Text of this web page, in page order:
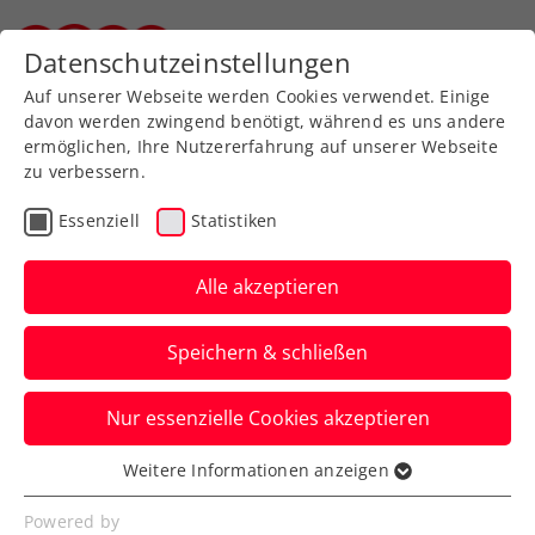
Zurück zur Newsübersicht
WTA
Linz ist bereit für den
sportlichen Höhepunkt
des Jahres
Am Sonntag, 26. Jänner, startet das Upper
Austria Ladies Linz im Design Center Linz
mit der Qualifikation.
Verfasst von: Presseaussendung / Redaktion, 24.01.2025
Datenschutzeinstellungen
Auf unserer Webseite werden Cookies verwendet. Einige
davon werden zwingend benötigt, während es uns andere
ermöglichen, Ihre Nutzererfahrung auf unserer Webseite
zu verbessern.
Essenziell Statistiken
Alle akzeptieren
Speichern & schließen
Nur essenzielle Cookies akzeptieren
Essenziell
Essenzielle Cookies werden für grundlegende
Weitere Informationen anzeigen
Powered by